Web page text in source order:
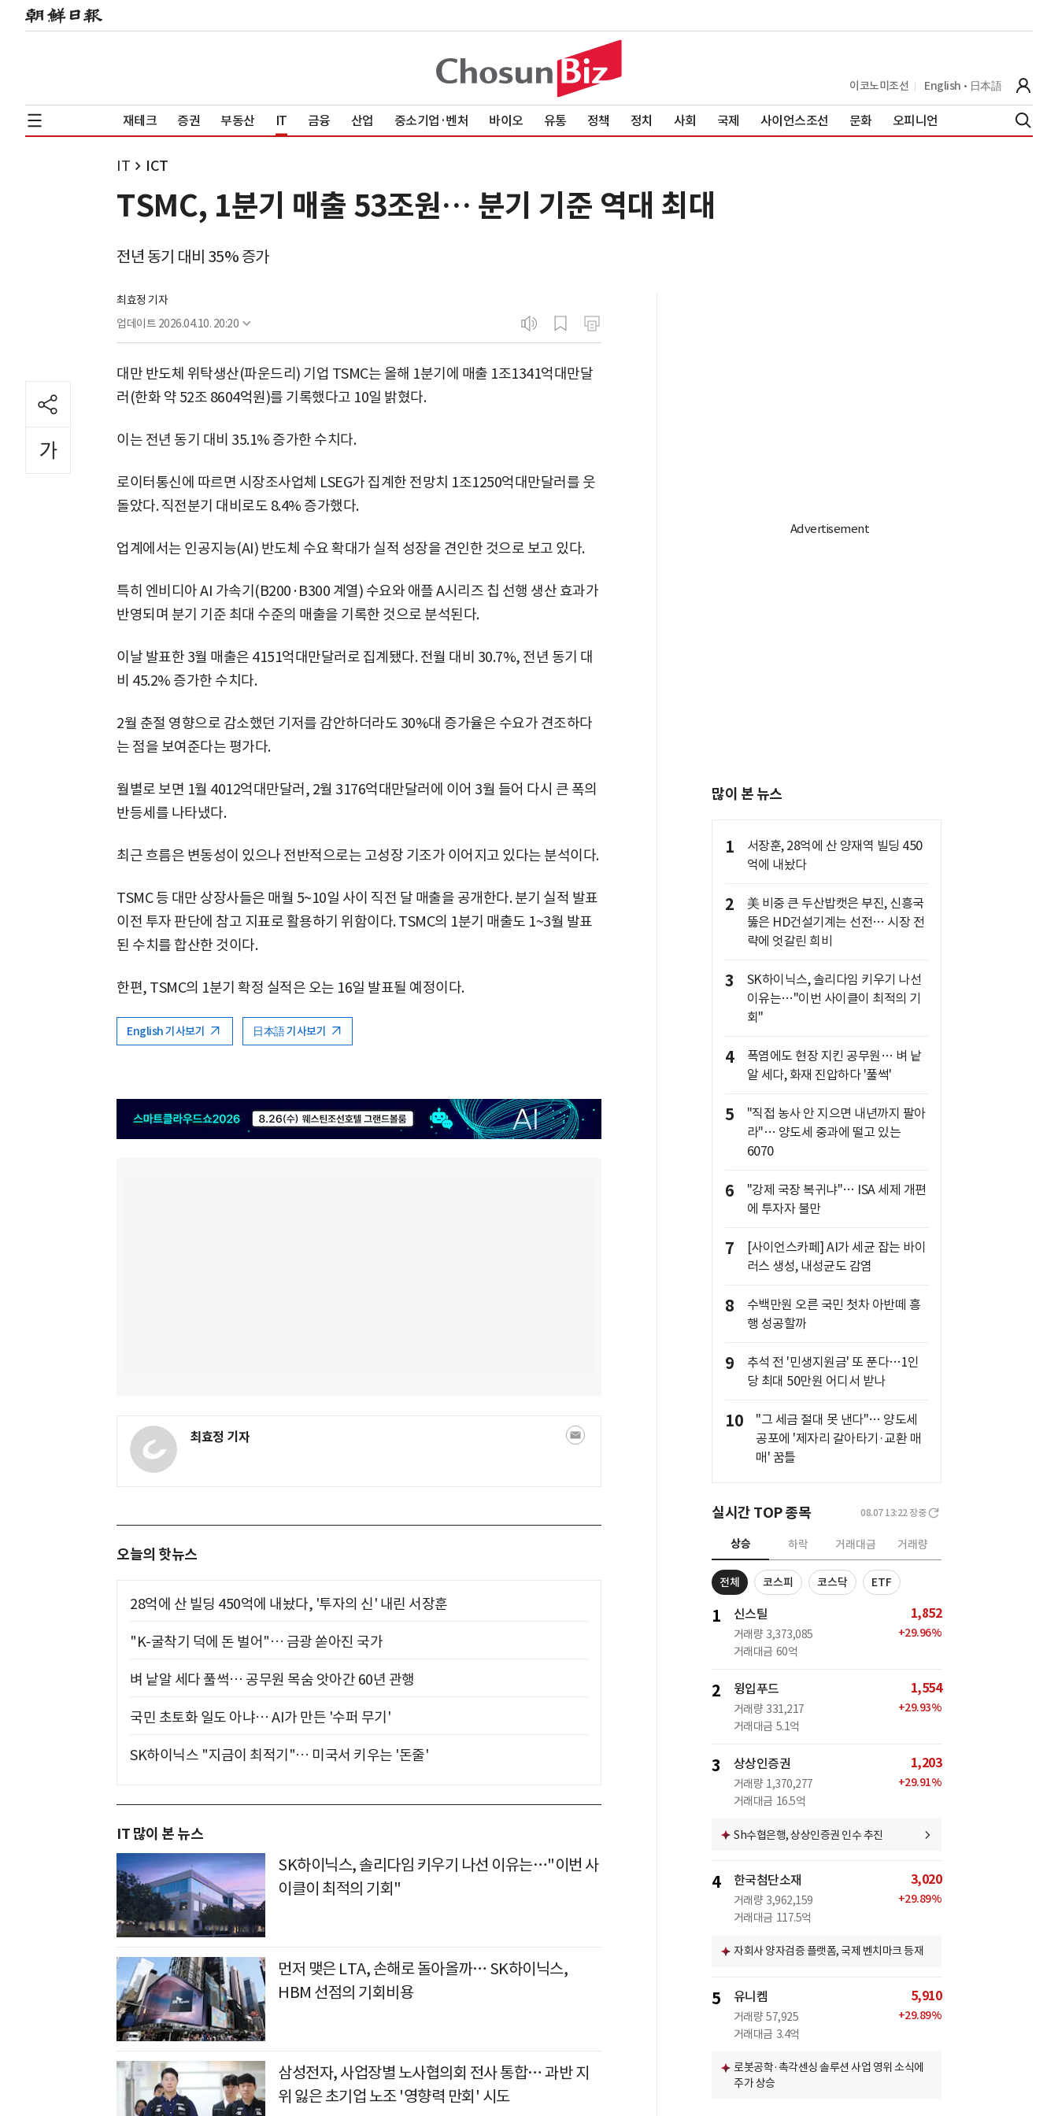
이코노미조선 English 日本語
재테크 증권 부동산 IT 금융 산업 중소기업·벤처 바이오 유통 정책 정치 사회 국제 사이언스조선 문화 오피니언
IT ICT
TSMC, 1분기 매출 53조원… 분기 기준 역대 최대
전년 동기 대비 35% 증가
최효정 기자
업데이트 2026.04.10. 20:20
대만 반도체 위탁생산(파운드리) 기업 TSMC는 올해 1분기에 매출 1조1341억대만달
러(한화 약 52조 8604억원)를 기록했다고 10일 밝혔다.
이는 전년 동기 대비 35.1% 증가한 수치다.
로이터통신에 따르면 시장조사업체 LSEG가 집계한 전망치 1조1250억대만달러를 웃
돌았다. 직전분기 대비로도 8.4% 증가했다.
업계에서는 인공지능(AI) 반도체 수요 확대가 실적 성장을 견인한 것으로 보고 있다.
특히 엔비디아 AI 가속기(B200·B300 계열) 수요와 애플 A시리즈 칩 선행 생산 효과가
반영되며 분기 기준 최대 수준의 매출을 기록한 것으로 분석된다.
이날 발표한 3월 매출은 4151억대만달러로 집계됐다. 전월 대비 30.7%, 전년 동기 대
비 45.2% 증가한 수치다.
2월 춘절 영향으로 감소했던 기저를 감안하더라도 30%대 증가율은 수요가 견조하다
는 점을 보여준다는 평가다.
월별로 보면 1월 4012억대만달러, 2월 3176억대만달러에 이어 3월 들어 다시 큰 폭의
반등세를 나타냈다.
최근 흐름은 변동성이 있으나 전반적으로는 고성장 기조가 이어지고 있다는 분석이다.
TSMC 등 대만 상장사들은 매월 5~10일 사이 직전 달 매출을 공개한다. 분기 실적 발표
이전 투자 판단에 참고 지표로 활용하기 위함이다. TSMC의 1분기 매출도 1~3월 발표
된 수치를 합산한 것이다.
한편, TSMC의 1분기 확정 실적은 오는 16일 발표될 예정이다.
English 기사보기 日本語 기사보기
최효정 기자
오늘의 핫뉴스
28억에 산 빌딩 450억에 내놨다, '투자의 신' 내린 서장훈
"K-굴착기 덕에 돈 벌어"… 금광 쏟아진 국가
벼 낱알 세다 풀썩… 공무원 목숨 앗아간 60년 관행
국민 초토화 일도 아냐… AI가 만든 '수퍼 무기'
SK하이닉스 "지금이 최적기"… 미국서 키우는 '돈줄'
IT 많이 본 뉴스
SK하이닉스, 솔리다임 키우기 나선 이유는…"이번 사
이클이 최적의 기회"
먼저 맺은 LTA, 손해로 돌아올까… SK하이닉스,
HBM 선점의 기회비용
삼성전자, 사업장별 노사협의회 전사 통합… 과반 지
위 잃은 초기업 노조 '영향력 만회' 시도
많이 본 뉴스
1
서장훈, 28억에 산 양재역 빌딩 450
억에 내놨다
2
美 비중 큰 두산밥캣은 부진, 신흥국
뚫은 HD건설기계는 선전… 시장 전
략에 엇갈린 희비
3
SK하이닉스, 솔리다임 키우기 나선
이유는…"이번 사이클이 최적의 기
회"
4
폭염에도 현장 지킨 공무원… 벼 낱
알 세다, 화재 진압하다 '풀썩'
5
"직접 농사 안 지으면 내년까지 팔아
라"… 양도세 중과에 떨고 있는
6070
6
"강제 국장 복귀냐"… ISA 세제 개편
에 투자자 불만
7
[사이언스카페] AI가 세균 잡는 바이
러스 생성, 내성균도 감염
8
수백만원 오른 국민 첫차 아반떼 흥
행 성공할까
9
추석 전 '민생지원금' 또 푼다…1인
당 최대 50만원 어디서 받나
10
"그 세금 절대 못 낸다"… 양도세
공포에 '제자리 갈아타기·교환 매
매' 꿈틀
실시간 TOP 종목 08.07 13:22 장중
상승 하락 거래대금 거래량
전체 코스피 코스닥 ETF
1 신스틸
거래량 3,373,085
거래대금 60억
1,852
+29.96%
2 윙입푸드
거래량 331,217
거래대금 5.1억
1,554
+29.93%
3 상상인증권
거래량 1,370,277
거래대금 16.5억
1,203
+29.91%
Sh수협은행, 상상인증권 인수 추진
4 한국첨단소재
거래량 3,962,159
거래대금 117.5억
3,020
+29.89%
자회사 양자검증 플랫폼, 국제 벤치마크 등재
5 유니켐
거래량 57,925
거래대금 3.4억
5,910
+29.89%
로봇공학·촉각센싱 솔루션 사업 영위 소식에
주가 상승